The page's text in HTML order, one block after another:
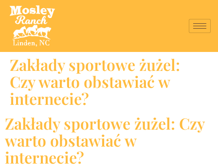
Zakłady sportowe żużel:
Czy warto obstawiać w
internecie?
Zakłady sportowe żużel: Czy
warto obstawiać w
internecie?